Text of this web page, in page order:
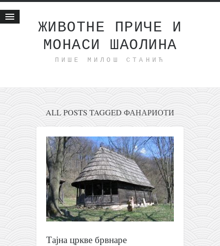
ЖИВОТНЕ ПРИЧЕ И
МОНАСИ ШАОЛИНА
ПИШЕ МИЛОШ СТАНИЋ
Животне приче
интернет пословање
исхраном до здравља
мој хаику
моменти и места
бонус садржај
светлопис
законоправило
духовни отац
православље
забрањена историја
ALL POSTS TAGGED ФАНАРИОТИ
Тајна цркве брвнаре